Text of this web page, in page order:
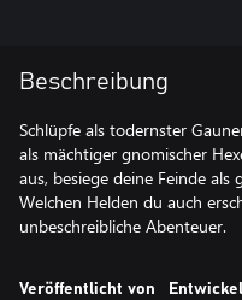
Beschreibung
Schlüpfe als todernster
als mächtiger gnomischer
aus, besiege deine Feinde als
Welchen Helden du auch
unbeschreibliche Abenteuer.
Veröffentlicht von